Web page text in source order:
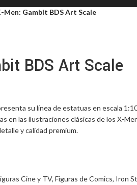
Men: Gambit BDS Art Scale
BDS Art Scale
su línea de estatuas en escala
en las ilustraciones clásicas de los X-
y calidad premium.
Cine y TV, Figuras de Comics, Iron